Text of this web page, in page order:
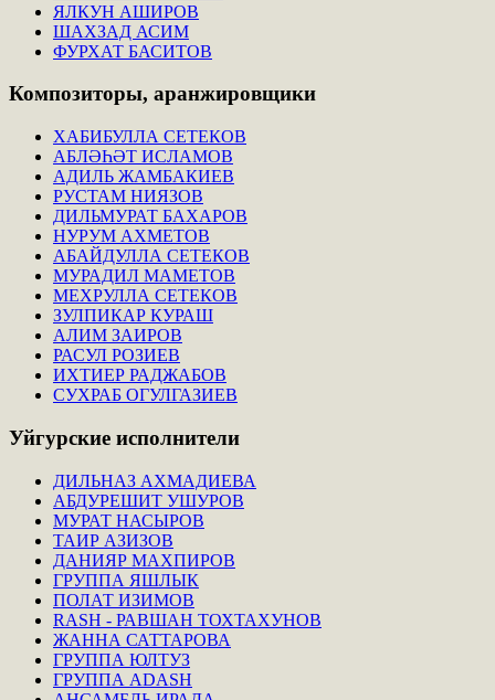
ЯЛКУН АШИРОВ
ШАХЗАД АСИМ
ФУРХАТ БАСИТОВ
Композиторы, аранжировщики
ХАБИБУЛЛА СЕТЕКОВ
АБЛӘҺӘТ ИСЛАМОВ
АДИЛЬ ЖАМБАКИЕВ
РУСТАМ НИЯЗОВ
ДИЛЬМУРАТ БАХАРОВ
НУРУМ АХМЕТОВ
АБАЙДУЛЛА СЕТЕКОВ
МУРАДИЛ МАМЕТОВ
МЕХРУЛЛА СЕТЕКОВ
ЗУЛПИКАР КУРАШ
АЛИМ ЗАИРОВ
РАСУЛ РОЗИЕВ
ИХТИЕР РАДЖАБОВ
СУХРАБ ОГУЛГАЗИЕВ
Уйгурские исполнители
ДИЛЬНАЗ АХМАДИЕВА
АБДУРЕШИТ УШУРОВ
МУРАТ НАСЫРОВ
ТАИР АЗИЗОВ
ДАНИЯР МАХПИРОВ
ГРУППА ЯШЛЫК
ПОЛАТ ИЗИМОВ
RASH - РАВШАН ТОХТАХУНОВ
ЖАННА САТТАРОВА
ГРУППА ЮЛТУЗ
ГРУППА ADASH